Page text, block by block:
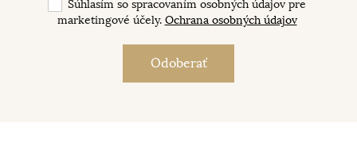
Súhlasím so spracovaním osobných údajov pre
marketingové účely. Ochrana osobných údajov